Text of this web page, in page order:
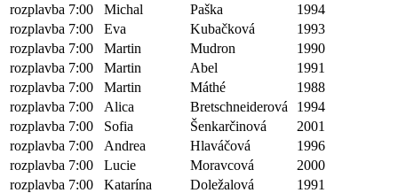
rozplavba 7:00
Michal Paška
1994
rozplavba 7:00
Eva Kubačková
1993
rozplavba 7:00
Martin Mudron
1990
rozplavba 7:00
Martin Abel
1991
rozplavba 7:00
Martin Máthé
1988
rozplavba 7:00
Alica Bretschneiderová
1994
rozplavba 7:00
Sofia Šenkarčinová
2001
rozplavba 7:00
Andrea Hlaváčová
1996
rozplavba 7:00
Lucie Moravcová
2000
rozplavba 7:00
Katarína Doležalová
1991